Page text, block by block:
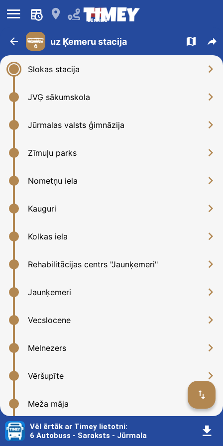
󰍜 󰍎 Jūrmala
󰁍 6 uz Ķemeru stacija 󰍍 󰒖
Slokas stacija 󰅂
JVĢ sākumskola 󰅂
Jūrmalas valsts ģimnāzija 󰅂
Zīmuļu parks 󰅂
Nometņu iela 󰅂
Kauguri 󰅂
Kolkas iela 󰅂
Rehabilitācijas centrs "Jaunķemeri" 󰅂
Jaunķemeri 󰅂
Vecslocene 󰅂
Melnezers 󰅂
Vēršupīte 󰅂
Meža māja 󰅂
Ķemeru ūdenstornis 󰅂
󰓢
Vēl ērtāk ar Timey lietotni:
6 Autobuss - Saraksts - Jūrmala
󰇚